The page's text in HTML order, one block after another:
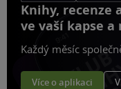
Knihy, recenze
ve vaší kapse a
Každý měsíc
Více o aplikaci